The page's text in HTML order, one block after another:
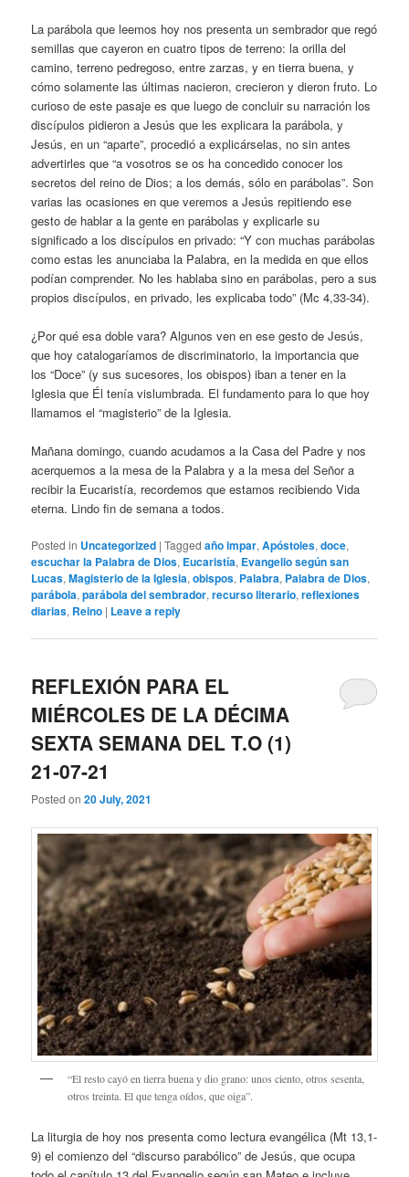
La parábola que leemos hoy nos presenta un sembrador que regó
semillas que cayeron en cuatro tipos de terreno: la orilla del
camino, terreno pedregoso, entre zarzas, y en tierra buena, y
cómo solamente las últimas nacieron, crecieron y dieron fruto. Lo
curioso de este pasaje es que luego de concluir su narración los
discípulos pidieron a Jesús que les explicara la parábola, y
Jesús, en un “aparte”, procedió a explicárselas, no sin antes
advertirles que “a vosotros se os ha concedido conocer los
secretos del reino de Dios; a los demás, sólo en parábolas”. Son
varias las ocasiones en que veremos a Jesús repitiendo ese
gesto de hablar a la gente en parábolas y explicarle su
significado a los discípulos en privado: “Y con muchas parábolas
como estas les anunciaba la Palabra, en la medida en que ellos
podían comprender. No les hablaba sino en parábolas, pero a sus
propios discípulos, en privado, les explicaba todo” (Mc 4,33-34).
¿Por qué esa doble vara? Algunos ven en ese gesto de Jesús,
que hoy catalogaríamos de discriminatorio, la importancia que
los “Doce” (y sus sucesores, los obispos) iban a tener en la
Iglesia que Él tenía vislumbrada. El fundamento para lo que hoy
llamamos el “magisterio” de la Iglesia.
Mañana domingo, cuando acudamos a la Casa del Padre y nos
acerquemos a la mesa de la Palabra y a la mesa del Señor a
recibir la Eucaristía, recordemos que estamos recibiendo Vida
eterna. Lindo fin de semana a todos.
Posted in Uncategorized |Tagged año impar,Apóstoles,doce,
escuchar la Palabra de Dios, Eucaristía, Evangelio según san
Lucas,Magisterio de la Iglesia,obispos, Palabra, Palabra de Dios,
parábola,parábola del sembrador,recurso literario,reflexiones
diarias, Reino | Leave a reply
REFLEXIÓN PARA EL
MIÉRCOLES DE LA DÉCIMA
SEXTA SEMANA DEL T.O (1)
21-07-21
Posted on20 July, 2021
“El resto cayó en tierra buena y dio grano: unos ciento, otros sesenta,
otros treinta. El que tenga oídos, que oiga”.
La liturgia de hoy nos presenta como lectura evangélica (Mt 13,1-
9) el comienzo del “discurso parabólico” de Jesús, que ocupa